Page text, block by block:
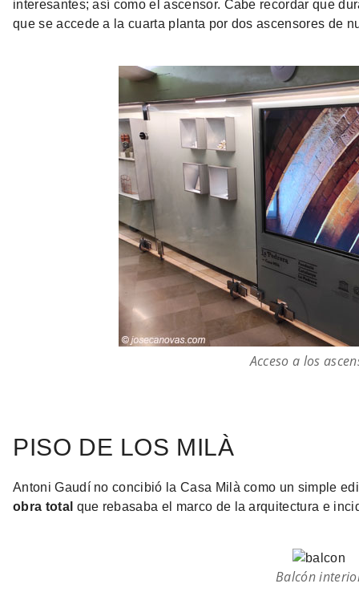
interesantes; así como el ascensor. Cabe recordar que
que se accede a la cuarta planta por dos ascensores de
Acceso a los
PISO DE LOS MILÀ
Antoni Gaudí no concibió la Casa Milà como un simple
obra total que rebasaba el marco de la arquitectura e
Balcón